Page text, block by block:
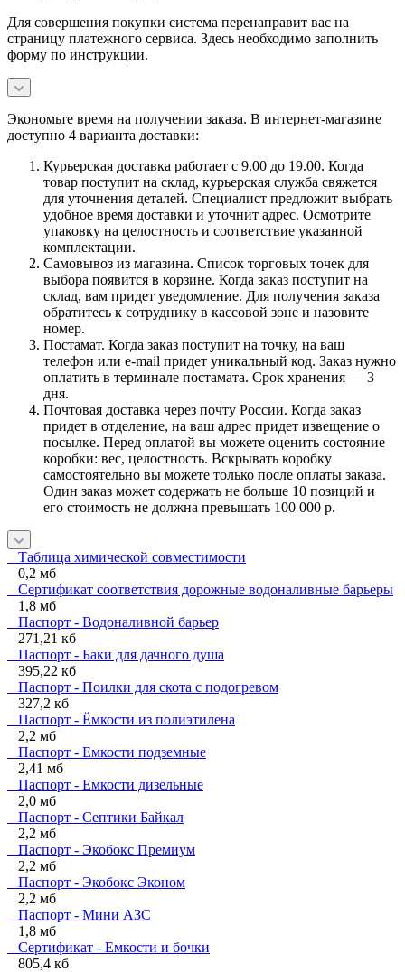
Для совершения покупки система перенаправит вас на
страницу платежного сервиса. Здесь необходимо заполнить
форму по инструкции.
Экономьте время на получении заказа. В интернет-магазине
доступно 4 варианта доставки:
Курьерская доставка работает с 9.00 до 19.00. Когда
товар поступит на склад, курьерская служба свяжется
для уточнения деталей. Специалист предложит выбрать
удобное время доставки и уточнит адрес. Осмотрите
упаковку на целостность и соответствие указанной
комплектации.
Самовывоз из магазина. Список торговых точек для
выбора появится в корзине. Когда заказ поступит на
склад, вам придет уведомление. Для получения заказа
обратитесь к сотруднику в кассовой зоне и назовите
номер.
Постамат. Когда заказ поступит на точку, на ваш
телефон или e-mail придет уникальный код. Заказ нужно
оплатить в терминале постамата. Срок хранения — 3
дня.
Почтовая доставка через почту России. Когда заказ
придет в отделение, на ваш адрес придет извещение о
посылке. Перед оплатой вы можете оценить состояние
коробки: вес, целостность. Вскрывать коробку
самостоятельно вы можете только после оплаты заказа.
Один заказ может содержать не больше 10 позиций и
его стоимость не должна превышать 100 000 р.
Таблица химической совместимости
0,2 мб
Сертификат соответствия дорожные водоналивные барьеры
1,8 мб
Паспорт - Водоналивной барьер
271,21 кб
Паспорт - Баки для дачного душа
395,22 кб
Паспорт - Поилки для скота с подогревом
327,2 кб
Паспорт - Ёмкости из полиэтилена
2,2 мб
Паспорт - Емкости подземные
2,41 мб
Паспорт - Емкости дизельные
2,0 мб
Паспорт - Септики Байкал
2,2 мб
Паспорт - Экобокс Премиум
2,2 мб
Паспорт - Экобокс Эконом
2,2 мб
Паспорт - Мини АЗС
1,8 мб
Сертификат - Емкости и бочки
805,4 кб